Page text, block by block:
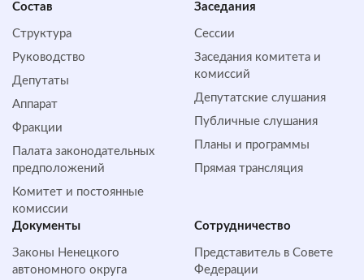
Состав
Структура
Руководство
Депутаты
Аппарат
Фракции
Палата законодательных
предположений
Комитет и постоянные
комиссии
Заседания
Сессии
Заседания комитета и
комиссий
Депутатские слушания
Публичные слушания
Планы и программы
Прямая трансляция
Документы
Законы Ненецкого
автономного округа
Сотрудничество
Представитель в Совете
Федерации